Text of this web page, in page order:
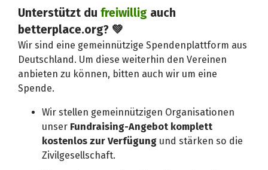
Unterstützt dufreiwillig auch
betterplace.org? 💚
Wir sind eine gemeinnützige Spendenplattform aus
Deutschland. Um diese weiterhin den Vereinen
anbieten zu können, bitten auch wir um eine
Spende.
Wir stellen gemeinnützigen Organisationen
unser Fundraising-Angebot komplett
kostenlos zur Verfügung und stärken so die
Zivilgesellschaft.
Deinen Beitrag an betterplace